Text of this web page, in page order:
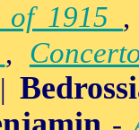
of 1915
,
|